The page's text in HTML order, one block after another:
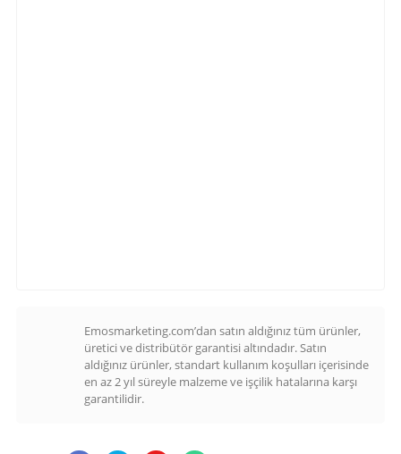
Emosmarketing.com’dan satın aldığınız tüm ürünler,
üretici ve distribütör garantisi altındadır. Satın
aldığınız ürünler, standart kullanım koşulları içerisinde
en az 2 yıl süreyle malzeme ve işçilik hatalarına karşı
garantilidir.